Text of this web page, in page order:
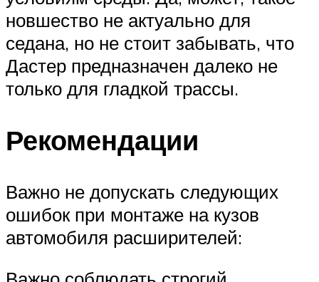
новшество не актуально для
седана, но не стоит забывать, что
Дастер предназначен далеко не
только для гладкой трассы.
Рекомендации
Важно не допускать следующих
ошибок при монтаже на кузов
автомобиля расширителей: